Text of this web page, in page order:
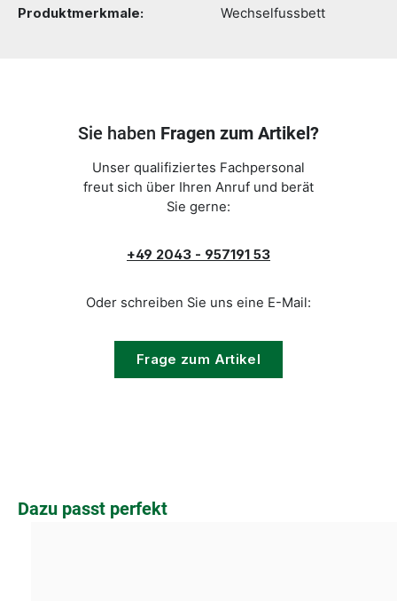
Produktmerkmale:
Wechselfussbett
Sie haben Fragen zum Artikel?
Unser qualifiziertes Fachpersonal
freut sich über Ihren Anruf und berät
Sie gerne:
+49 2043 - 957191 53
Oder schreiben Sie uns eine E-Mail:
Frage zum Artikel
Produktgalerie überspringen
Dazu passt perfekt